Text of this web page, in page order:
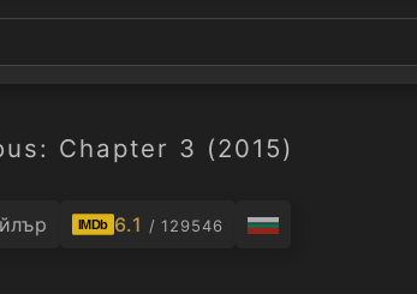
Chapter 3 (2015)
IMDb 6.1 / 129546